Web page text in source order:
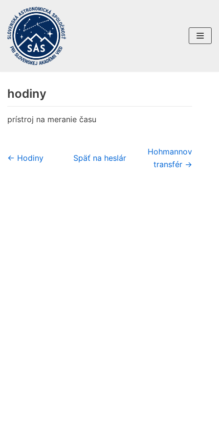
Preskočiť
na
obsah
hodiny
prístroj na meranie času
← Hodiny Späť na heslár
Hohmannov
transfér →